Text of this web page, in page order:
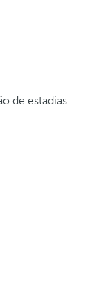
de estadias